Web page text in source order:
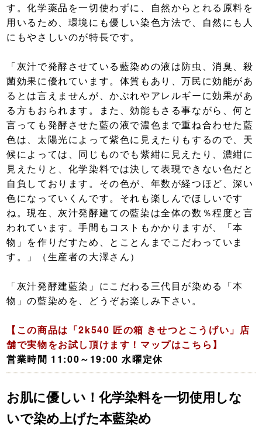
す。化学薬品を一切使わずに、自然からとれる原料を
用いるため、環境にも優しい染色方法で、自然にも人
にもやさしいのが特長です。
「灰汁で発酵させている藍染めの液は防虫、消臭、殺
菌効果に優れています。体質もあり、万民に効能があ
るとは言えませんが、かぶれやアレルギーに効果があ
る方もおられます。また、効能もさる事ながら、何と
言っても発酵させた藍の液で濃色まで重ね合わせた藍
色は、太陽光によって紫色に見えたりもするので、天
候によっては、同じものでも紫紺に見えたり、濃紺に
見えたりと、化学染料では決して表現できない色だと
自負しております。その色が、年数が経つほど、深い
色になっていくんです。それも楽しんでほしいです
ね。現在、灰汁発酵建ての藍染は全体の数％程度と言
われています。手間もコストもかかりますが、「本
物」を作りだすため、とことんまでこだわっていま
す。」（生産者の大澤さん）
「灰汁発酵建藍染」にこだわる三代目が染める「本
物」の藍染めを、どうぞお楽しみ下さい。
【この商品は「2k540 匠の箱 きせつとこうげい」店
舗で実物をお試し頂けます！マップはこちら】
営業時間 11:00～19:00 水曜定休
お肌に優しい！化学染料を一切使用しな
いで染め上げた本藍染め